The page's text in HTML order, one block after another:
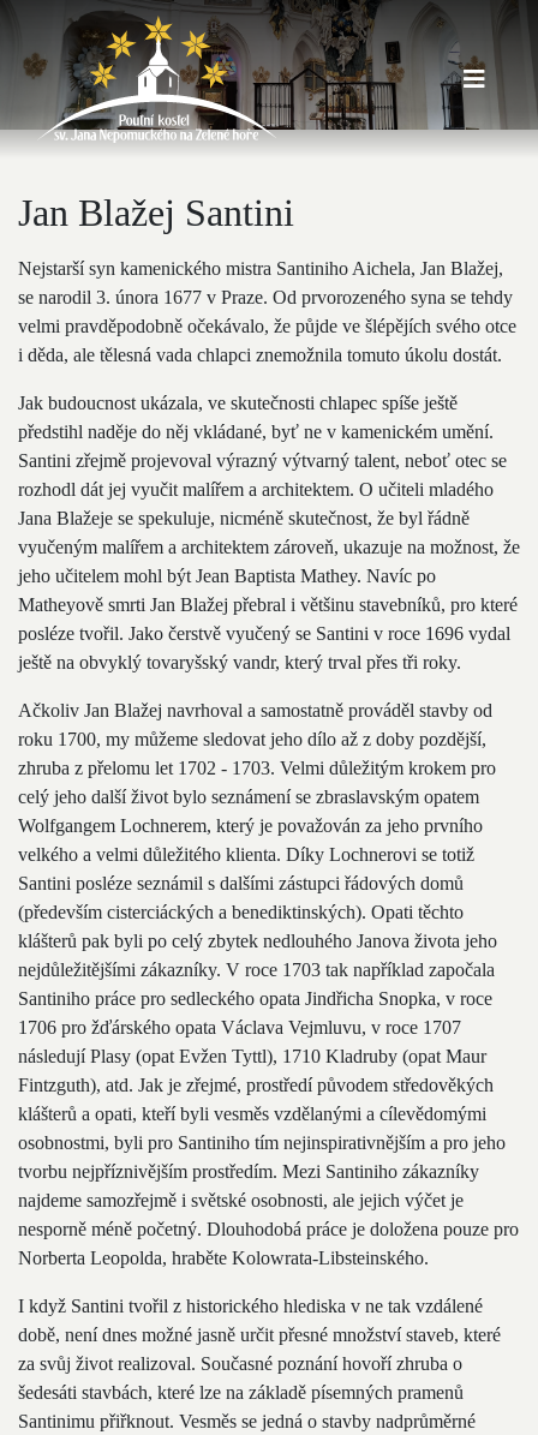
Jan Blažej Santini
Nejstarší syn kamenického mistra Santiniho Aichela, Jan Blažej,
se narodil 3. února 1677 v Praze. Od prvorozeného syna se tehdy
velmi pravděpodobně očekávalo, že půjde ve šlépějích svého otce
i děda, ale tělesná vada chlapci znemožnila tomuto úkolu dostát.
Jak budoucnost ukázala, ve skutečnosti chlapec spíše ještě
předstihl naděje do něj vkládané, byť ne v kamenickém umění.
Santini zřejmě projevoval výrazný výtvarný talent, neboť otec se
rozhodl dát jej vyučit malířem a architektem. O učiteli mladého
Jana Blažeje se spekuluje, nicméně skutečnost, že byl řádně
vyučeným malířem a architektem zároveň, ukazuje na možnost, že
jeho učitelem mohl být Jean Baptista Mathey. Navíc po
Matheyově smrti Jan Blažej přebral i většinu stavebníků, pro které
posléze tvořil. Jako čerstvě vyučený se Santini v roce 1696 vydal
ještě na obvyklý tovaryšský vandr, který trval přes tři roky.
Ačkoliv Jan Blažej navrhoval a samostatně prováděl stavby od
roku 1700, my můžeme sledovat jeho dílo až z doby pozdější,
zhruba z přelomu let 1702 - 1703. Velmi důležitým krokem pro
celý jeho další život bylo seznámení se zbraslavským opatem
Wolfgangem Lochnerem, který je považován za jeho prvního
velkého a velmi důležitého klienta. Díky Lochnerovi se totiž
Santini posléze seznámil s dalšími zástupci řádových domů
(především cisterciáckých a benediktinských). Opati těchto
klášterů pak byli po celý zbytek nedlouhého Janova života jeho
nejdůležitějšími zákazníky. V roce 1703 tak například započala
Santiniho práce pro sedleckého opata Jindřicha Snopka, v roce
1706 pro žďárského opata Václava Vejmluvu, v roce 1707
následují Plasy (opat Evžen Tyttl), 1710 Kladruby (opat Maur
Fintzguth), atd. Jak je zřejmé, prostředí původem středověkých
klášterů a opati, kteří byli vesměs vzdělanými a cílevědomými
osobnostmi, byli pro Santiniho tím nejinspirativnějším a pro jeho
tvorbu nejpříznivějším prostředím. Mezi Santiniho zákazníky
najdeme samozřejmě i světské osobnosti, ale jejich výčet je
nesporně méně početný. Dlouhodobá práce je doložena pouze pro
Norberta Leopolda, hraběte Kolowrata-Libsteinského.
I když Santini tvořil z historického hlediska v ne tak vzdálené
době, není dnes možné jasně určit přesné množství staveb, které
za svůj život realizoval. Současné poznání hovoří zhruba o
šedesáti stavbách, které lze na základě písemných pramenů
Santinimu přiřknout. Vesměs se jedná o stavby nadprůměrné